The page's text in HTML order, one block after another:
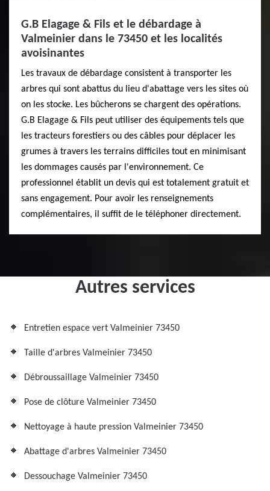
G.B Elagage & Fils et le débardage à
Valmeinier dans le 73450 et les localités
avoisinantes
Les travaux de débardage consistent à transporter les
arbres qui sont abattus du lieu d'abattage vers les sites où
on les stocke. Les bûcherons se chargent des opérations.
G.B Elagage & Fils peut utiliser des équipements tels que
les tracteurs forestiers ou des câbles pour déplacer les
grumes à travers les terrains difficiles tout en minimisant
les dommages causés par l'environnement. Ce
professionnel établit un devis qui est totalement gratuit et
sans engagement. Pour avoir les renseignements
complémentaires, il suffit de le téléphoner directement.
Autres services
Entretien espace vert Valmeinier 73450
Taille d'arbres Valmeinier 73450
Débroussaillage Valmeinier 73450
Pose de clôture Valmeinier 73450
Nettoyage à haute pression Valmeinier 73450
Abattage d'arbres Valmeinier 73450
Dessouchage Valmeinier 73450